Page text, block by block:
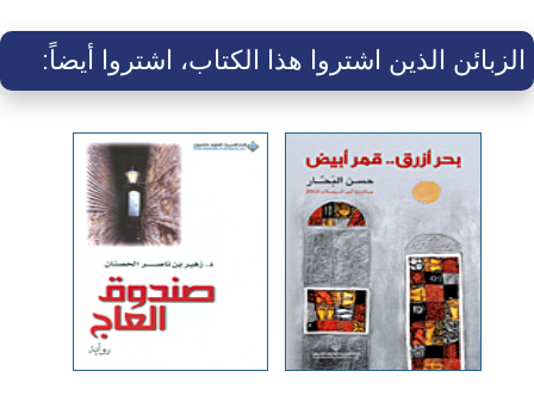
الزبائن الذين اشتروا هذا الكتاب، اشتروا أيضاً: